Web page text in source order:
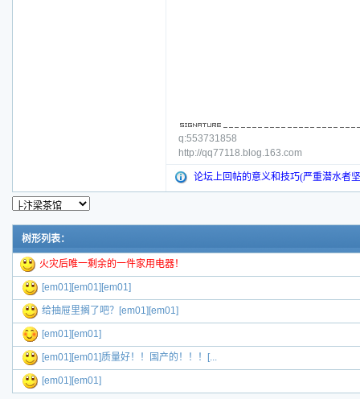
q:553731858
http://qq77118.blog.163.com
论坛上回帖的意义和技巧(严重潜水者
树形列表：
火灾后唯一剩余的一件家用电器！
[em01][em01][em01]
给抽屉里搁了吧？[em01][em01]
[em01][em01]
[em01][em01]质量好！！国产的！！！[...
[em01][em01]